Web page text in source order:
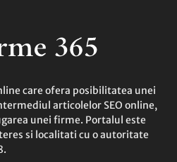
care ofera posibilitatea unei
articolelor SEO online,
unei firme. Portalul este
si localitati cu o autoritate